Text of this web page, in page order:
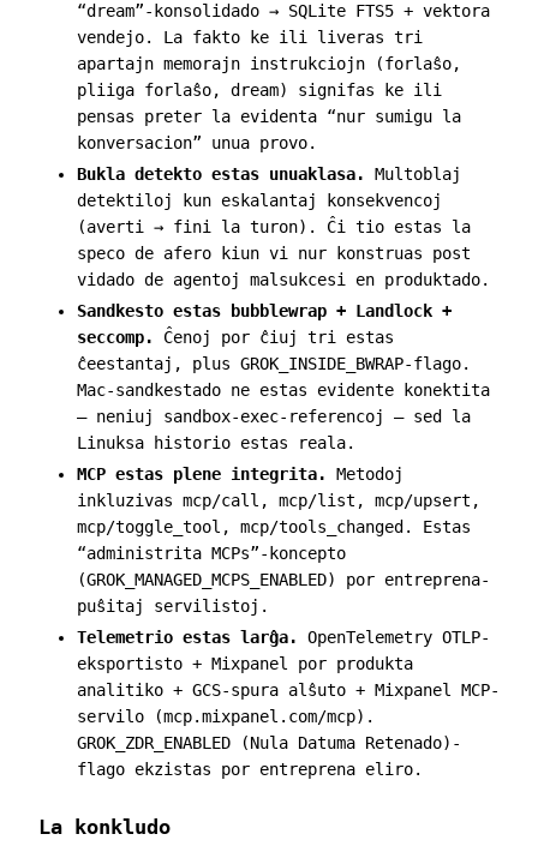
“dream”-konsolidado → SQLite FTS5 + vektora
vendejo. La fakto ke ili liveras tri
apartajn memorajn instrukciojn (forlaŝo,
pliiga forlaŝo, dream) signifas ke ili
pensas preter la evidenta “nur sumigu la
konversacion” unua provo.
Bukla detekto estas unuaklasa.
Multoblaj
detektiloj kun eskalantaj konsekvencoj
(averti → fini la turon). Ĉi tio estas la
speco de afero kiun vi nur konstruas post
vidado de agentoj malsukcesi en produktado.
Sandkesto estas bubblewrap + Landlock +
seccomp.
Ĉenoj por ĉiuj tri estas
ĉeestantaj, plus GROK_INSIDE_BWRAP-flago.
Mac-sandkestado ne estas evidente konektita
— neniuj sandbox-exec-referencoj — sed la
Linuksa historio estas reala.
MCP estas plene integrita.
Metodoj
inkluzivas mcp/call , mcp/list , mcp/upsert ,
mcp/toggle_tool , mcp/tools_changed . Estas
“administrita MCPs”-koncepto
(GROK_MANAGED_MCPS_ENABLED) por entreprena-
puŝitaj servilistoj.
Telemetrio estas larĝa.
OpenTelemetry OTLP-
eksportisto + Mixpanel por produkta
analitiko + GCS-spura alŝuto + Mixpanel MCP-
servilo (mcp.mixpanel.com/mcp).
GROK_ZDR_ENABLED (Nula Datuma Retenado)-
flago ekzistas por entreprena eliro.
La konkludo